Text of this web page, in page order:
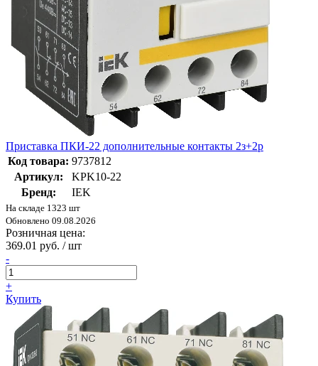
Приставка ПКИ-22 дополнительные контакты 2з+2р
Код товара: 9737812
Артикул:
KPK10-22
Бренд:
IEK
На складе 1323 шт
Обновлено 09.08.2026
Розничная цена:
369.01 руб. / шт
-
+
Купить